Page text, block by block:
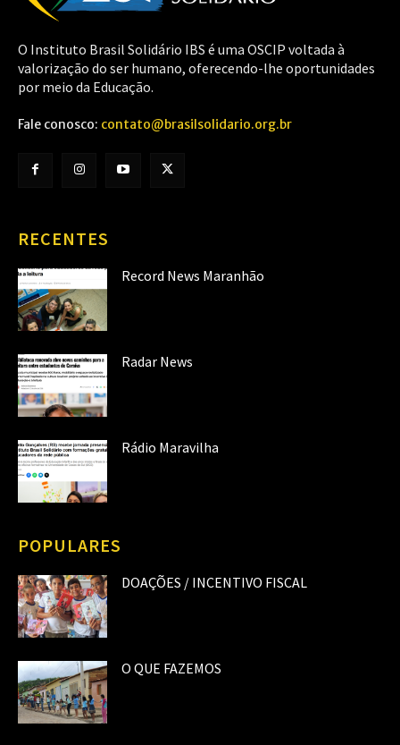
O Instituto Brasil Solidário IBS é uma OSCIP voltada à
valorização do ser humano, oferecendo-lhe oportunidades
por meio da Educação.
Fale conosco: contato@brasilsolidario.org.br
RECENTES
Record News Maranhão
Radar News
Rádio Maravilha
POPULARES
DOAÇÕES / INCENTIVO FISCAL
O QUE FAZEMOS